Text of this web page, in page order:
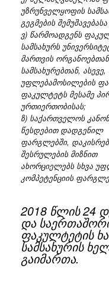
უზრუნველყოფის
გეგმების
ვ) წარმოადგენს
სამსახურს
მართვის
სამსახურებთან,
უფლებამოსილების
ფაკულტეტს მესამე
ურთიერთობისას;
ზ) საქართველოს
წესდებით დადგენილ
ფარგლებში,
შესრულების მიზნით
ახორციელებს სხვა
კომპეტენციის
2018 წლის 24
და
ფაკულტეტის
სამსახურის
გაიმართა.